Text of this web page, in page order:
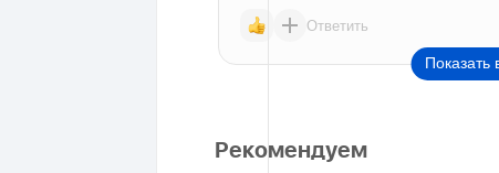
Ответить
Показать
Рекомендуем